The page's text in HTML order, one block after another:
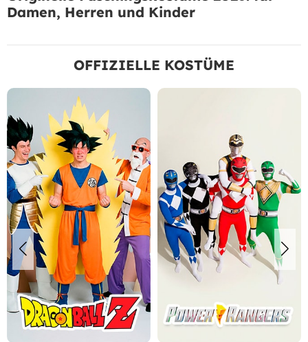
Damen, Herren und Kinder
OFFIZIELLE KOSTÜME